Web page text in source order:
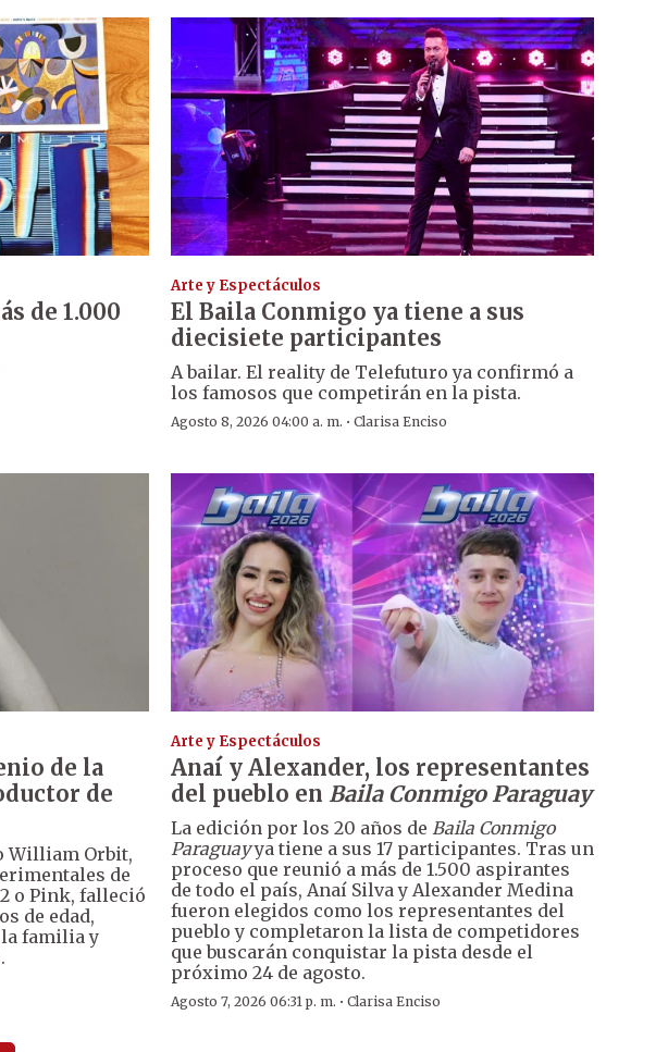
de 1.000
Arte y Espectáculos
El Baila Conmigo ya tiene a sus
diecisiete participantes
A bailar. El reality de Telefuturo ya confirmó a
los famosos que competirán en la pista.
Agosto 8, 2026 04:00 a. m. · Clarisa Enciso
de la
de
William Orbit,
de
o Pink, falleció
de edad,
familia y
Arte y Espectáculos
Anaí y Alexander, los representantes
del pueblo en Baila Conmigo Paraguay
La edición por los 20 años de Baila Conmigo
Paraguayya tiene a sus 17 participantes. Tras un
proceso que reunió a más de 1.500 aspirantes
de todo el país, Anaí Silva y Alexander Medina
fueron elegidos como los representantes del
pueblo y completaron la lista de competidores
que buscarán conquistar la pista desde el
próximo 24 de agosto.
Agosto 7, 2026 06:31 p. m. · Clarisa Enciso